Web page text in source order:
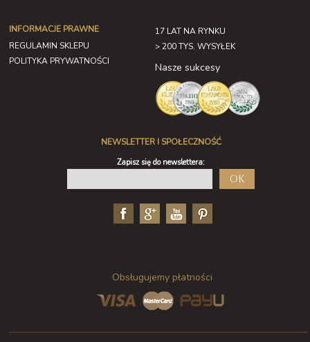
INFORMACJE PRAWNE
REGULAMIN SKLEPU
POLITYKA PRYWATNOŚCI
17 LAT NA RYNKU
> 200 TYS. WYSYŁEK
Nasze sukcesy
NEWSLETTER I SPOŁECZNOŚĆ
Zapisz się do newslettera:
OK
Obsługujemy płatności